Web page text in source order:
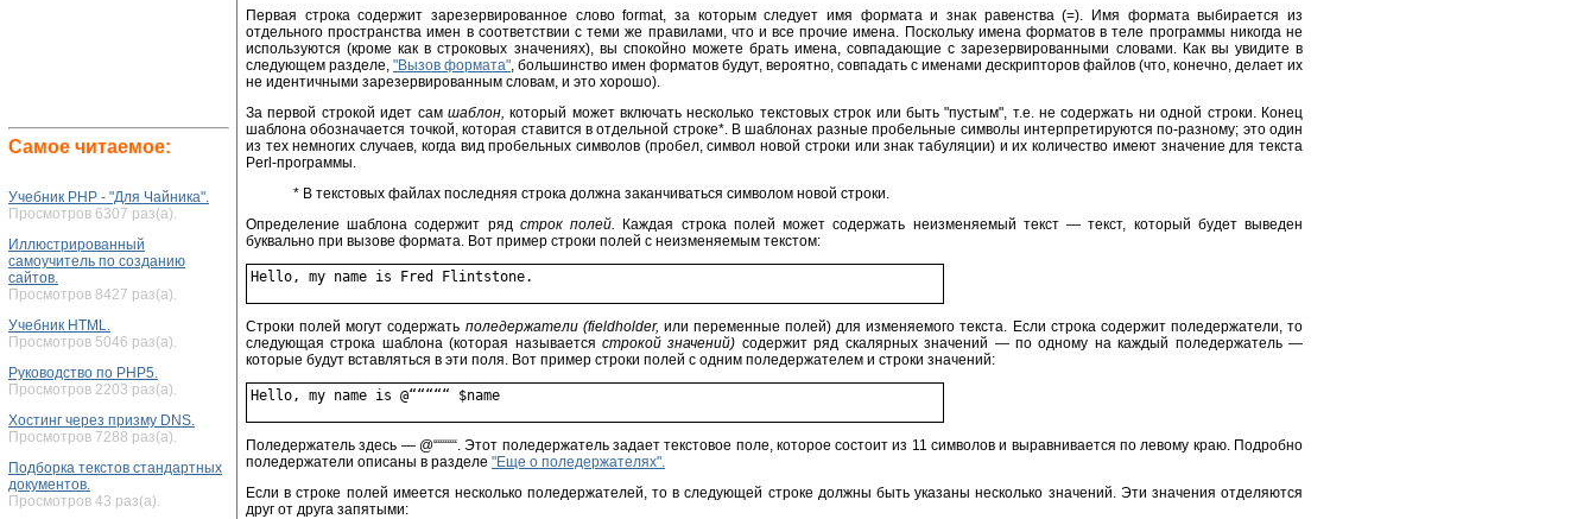
Самое читаемое:
Учебник PHP - "Для Чайника".
Просмотров 6307 раз(а).
Иллюстрированный
самоучитель по созданию
сайтов.
Просмотров 8427 раз(а).
Учебник HTML.
Просмотров 5046 раз(а).
Руководство по PHP5.
Просмотров 2203 раз(а).
Хостинг через призму DNS.
Просмотров 7288 раз(а).
Подборка текстов стандартных
документов.
Просмотров 43 раз(а).
Первая строка содержит зарезервированное слово format, за которым следует имя формата и знак равенства (=). Имя формата выбирается из
отдельного пространства имен в соответствии с теми же правилами, что и все прочие имена. Поскольку имена форматов в теле программы никогда не
используются (кроме как в строковых значениях), вы спокойно можете брать имена, совпадающие с зарезервированными словами. Как вы увидите в
следующем разделе, "Вызов формата", большинство имен форматов будут, вероятно, совпадать с именами дескрипторов файлов (что, конечно, делает их
не идентичными зарезервированным словам, и это хорошо).
За первой строкой идет сам шаблон, который может включать несколько текстовых строк или быть "пустым", т.е. не содержать ни одной строки. Конец
шаблона обозначается точкой, которая ставится в отдельной строке*. В шаблонах разные пробельные символы интерпретируются по-разному; это один
из тех немногих случаев, когда вид пробельных символов (пробел, символ новой строки или знак табуляции) и их количество имеют значение для текста
Perl-программы.
* В текстовых файлах последняя строка должна заканчиваться символом новой строки.
Определение шаблона содержит ряд строк полей. Каждая строка полей может содержать неизменяемый текст — текст, который будет выведен
буквально при вызове формата. Вот пример строки полей с неизменяемым текстом:
Строки полей могут содержать поледержатели (fieldholder, или переменные полей) для изменяемого текста. Если строка содержит поледержатели, то
следующая строка шаблона (которая называетсястрокой значений) содержит ряд скалярных значений — по одному на каждый поледержатель —
которые будут вставляться в эти поля. Вот пример строки полей с одним поледержателем и строки значений:
Поледержатель здесь — @“““““. Этот поледержатель задает текстовое поле, которое состоит из 11 символов и выравнивается по левому краю. Подробно
поледержатели описаны в разделе "Еще о поледержателях".
Если в строке полей имеется несколько поледержателей, то в следующей строке должны быть указаны несколько значений. Эти значения отделяются
друг от друга запятыми: